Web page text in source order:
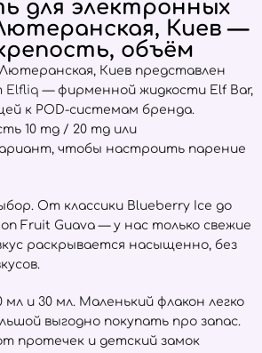
для электронных
Киев —
объём
Киев представлен
Elfliq — фирменной жидкости Elf Bar,
к POD-системам бренда.
10 mg / 20 mg или
чтобы настроить парение
От классики Blueberry Ice до
Fruit Guava — у нас только свежие
раскрывается насыщенно, без
и 30 мл. Маленький флакон легко
выгодно покупать про запас.
протечек и детский замок